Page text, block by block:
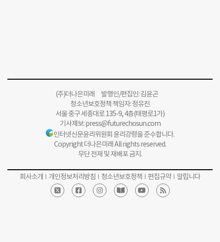
(주)더나은미래 발행인/편집인: 김윤곤
청소년보호정책 책임자: 정유진
서울 중구 세종대로 135-9, 4층(태평로1가)
기사제보:press@futurechosun.com
인터넷신문윤리위원회 윤리강령을 준수합니다.
Copyright 더나은미래 All rights reserved.
무단 전재 및 재배포 금지.
회사소개 개인정보처리방침 청소년보호정책 편집규약 알립니다